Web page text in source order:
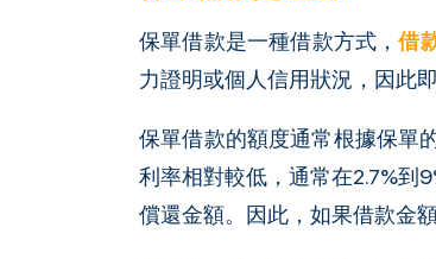
保單借款是一種借款方式，借
力證明或個人信用狀況，因此
保單借款的額度通常根據保單
利率相對較低，通常在2.7%到
償還金額。因此，如果借款金